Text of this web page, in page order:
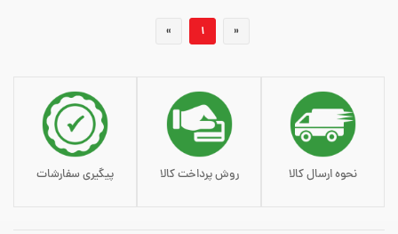
افزودن به سبد خرید
«
1
»
نحوه ارسال کالا روش پرداخت کالا پیگیری سفارشات